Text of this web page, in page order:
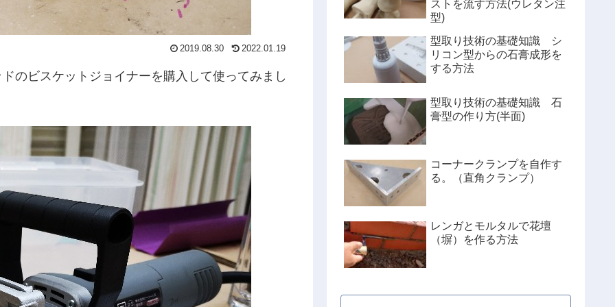
2019.08.30 2022.01.19
のビスケットジョイナーを購入して使ってみまし
ストを流す方法(ウレタン注
型)
型取り技術の基礎知識 シ
リコン型からの石膏成形を
する方法
型取り技術の基礎知識 石
膏型の作り方(半面)
コーナークランプを自作す
る。（直角クランプ）
レンガとモルタルで花壇
（塀）を作る方法